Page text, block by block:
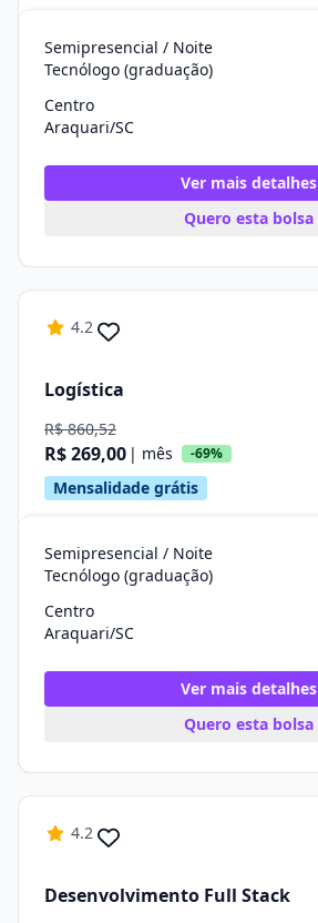
Semipresencial / Noite
Tecnólogo (graduação)
Centro
Araquari/SC
Ver mais detalhes
Quero esta bolsa
4.2
Logística
R$ 860,52
R$ 269,00 | mês -69%
Mensalidade grátis
Semipresencial / Noite
Tecnólogo (graduação)
Centro
Araquari/SC
Ver mais detalhes
Quero esta bolsa
4.2
Desenvolvimento Full Stack